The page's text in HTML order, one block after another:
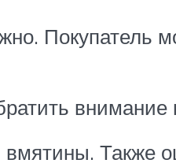
Покупатель
внимание
Также